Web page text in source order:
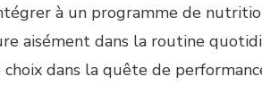
à un programme de
aisément dans la routine
dans la quête de